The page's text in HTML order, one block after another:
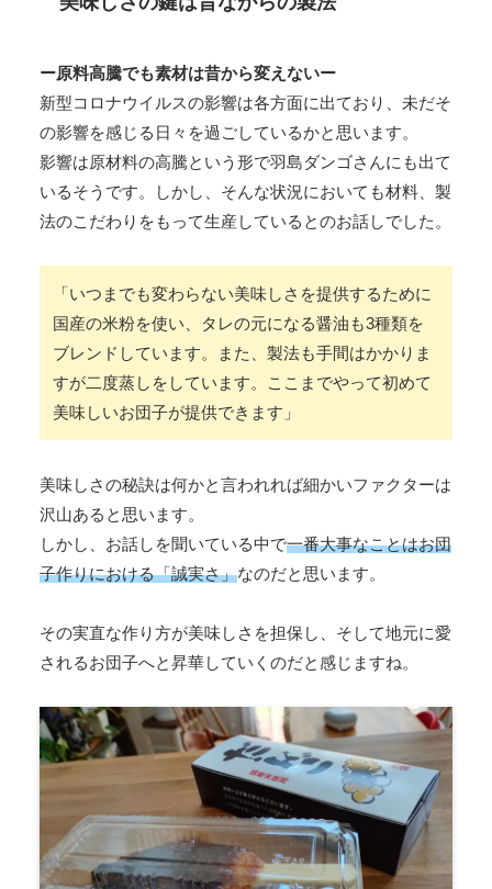
ー原料高騰でも素材は昔から変えないー
新型コロナウイルスの影響は各方面に出ており、未だそ
の影響を感じる日々を過ごしているかと思います。
影響は原材料の高騰という形で羽島ダンゴさんにも出て
いるそうです。しかし、そんな状況においても材料、製
法のこだわりをもって生産しているとのお話しでした。
「いつまでも変わらない美味しさを提供するために
国産の米粉を使い、タレの元になる醤油も3種類を
ブレンドしています。また、製法も手間はかかりま
すが二度蒸しをしています。ここまでやって初めて
美味しいお団子が提供できます」
美味しさの秘訣は何かと言われれば細かいファクターは
沢山あると思います。
しかし、お話しを聞いている中で一番大事なことはお団
子作りにおける「誠実さ」なのだと思います。
その実直な作り方が美味しさを担保し、そして地元に愛
されるお団子へと昇華していくのだと感じますね。